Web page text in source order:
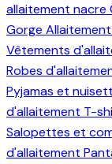
allaitement nacre
Gorge Allaitement
Vêtements
Robes
Pyjamas et
d'allaitement T-
Salopettes et
d'allaitement